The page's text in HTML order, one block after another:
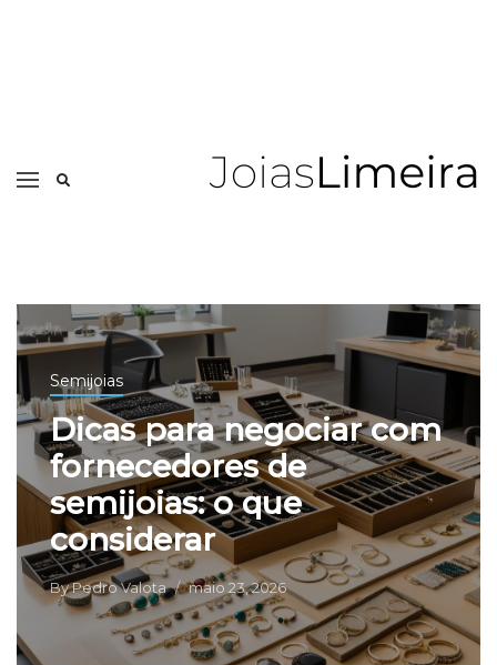
Semijoias
Dicas para negociar com
fornecedores de
semijoias: o que
considerar
ByPedro Valota maio 23, 2026